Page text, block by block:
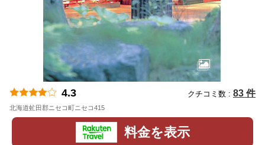
4.3 クチコミ数 : 83 件
北海道虻田郡ニセコ町ニセコ415
料金を表示